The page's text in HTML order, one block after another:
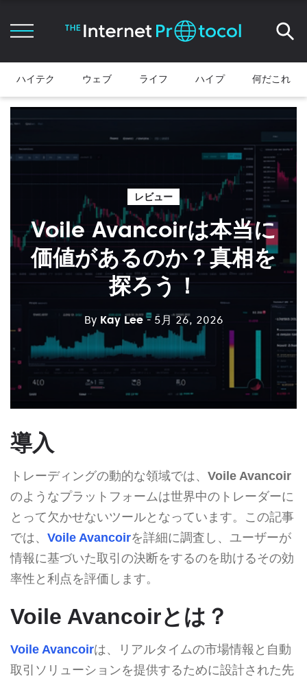
ハイテク ウェブ ライフ ハイプ 何だこれ
レビュー
Voile Avancoirは本当に
価値があるのか？真相を
探ろう！
By Kay Lee - 5月 26, 2026
導入
トレーディングの動的な領域では、 Voile Avancoir
のようなプラットフォームは世界中のトレーダーに
とって欠かせないツールとなっています。この記事
では、 Voile Avancoirを詳細に調査し、ユーザーが
情報に基づいた取引の決断をするのを助けるその効
率性と利点を評価します。
Voile Avancoirとは？
Voile Avancoirは、リアルタイムの市場情報と自動
取引ソリューションを提供するために設計された先